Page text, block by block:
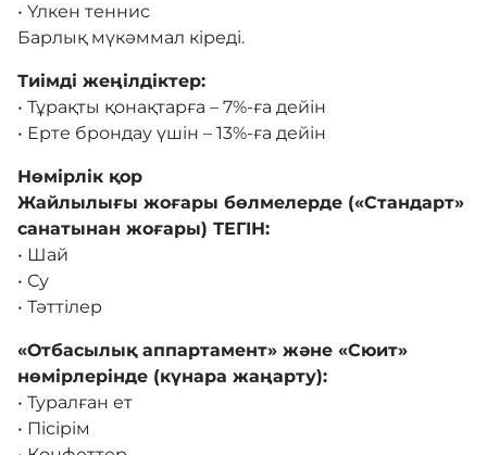
• Үлкен теннис
Барлық мүкәммал кіреді.
Тиімді жеңілдіктер:
• Тұрақты қонақтарға – 7%-ға дейін
• Ерте брондау үшін – 13%-ға дейін
Нөмірлік қор
Жайлылығы жоғары бөлмелерде («Стандарт»
санатынан жоғары) ТЕГІН:
• Шай
• Су
• Тәттілер
«Отбасылық аппартамент» және «Сюит»
нөмірлерінде (күнара жаңарту):
• Туралған ет
• Пісірім